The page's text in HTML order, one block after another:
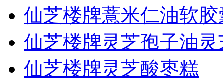
仙芝楼牌薏米仁油软胶
仙芝楼牌灵芝孢子油灵
仙芝楼牌灵芝酸枣糕